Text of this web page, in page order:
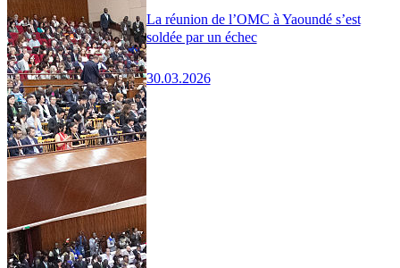
La réunion de l’OMC à Yaoundé s’est
soldée par un échec
30.03.2026